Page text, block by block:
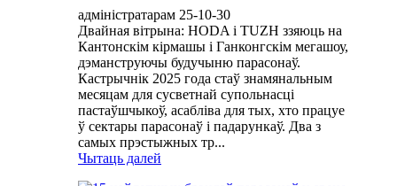
адміністратарам 25-10-30
Двайная вітрына: HODA і TUZH ззяюць на
Кантонскім кірмашы і Ганконгскім мегашоу,
дэманструючы будучыню парасонаў.
Кастрычнік 2025 года стаў знамянальным
месяцам для сусветнай супольнасці
пастаўшчыкоў, асабліва для тых, хто працуе
ў сектары парасонаў і падарункаў. Два з
самых прэстыжных тр...
Чытаць далей